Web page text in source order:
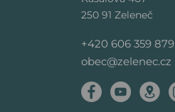
250 91 Zeleneč
+420 606 359 879
obec@zelenec.cz